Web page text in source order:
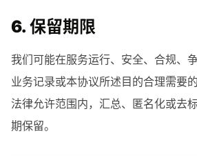
6. 保留期限
我们可能在服务运行、安全、合规、
业务记录或本协议所述目的合理需要
法律允许范围内，汇总、匿名化或去
期保留。